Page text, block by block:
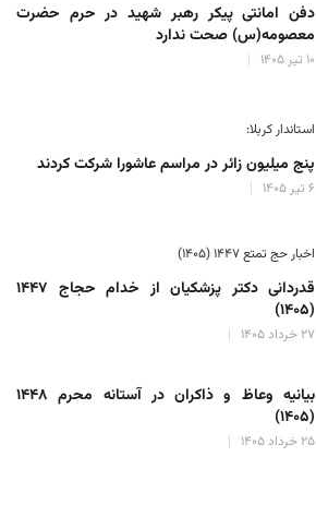
دفن امانتی پیکر رهبر شهید در حرم حضرت
معصومه(س) صحت ندارد
۱۰ تیر ۱۴۰۵
استاندار کربلا:
پنج میلیون زائر در مراسم عاشورا شرکت کردند
۶ تیر ۱۴۰۵
اخبار حج تمتع ۱۴۴۷ (۱۴۰۵)
قدردانی دکتر پزشکیان از خدام حجاج ۱۴۴۷
(۱۴۰۵)
۲۷ خرداد ۱۴۰۵
بیانیه وعاظ و ذاکران در آستانه محرم ۱۴۴۸
(۱۴۰۵)
۲۵ خرداد ۱۴۰۵